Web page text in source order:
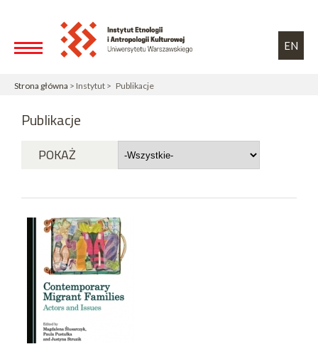
EN
Strona główna > Instytut > Publikacje
Publikacje
POKAŻ